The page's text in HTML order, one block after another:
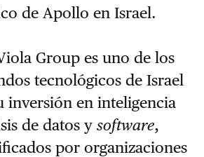
de Apollo en Israel.
Group es uno de los
tecnológicos de Israel
inversión en inteligencia
de datos y software,
por organizaciones